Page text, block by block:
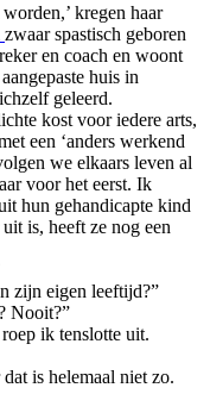
kregen haar
zwaar spastisch geboren
en coach en woont
huis in
geleerd.
kost voor iedere arts,
een ‘anders werkend
we elkaars leven al
voor het eerst. Ik
hun gehandicapte kind
is, heeft ze nog een
zijn eigen leeftijd?”
Nooit?”
ik tenslotte uit.
is helemaal niet zo.